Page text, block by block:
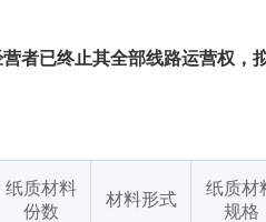
者已终止其全部线路运营权，
纸质材料
份数
材料形式
纸质材
规格